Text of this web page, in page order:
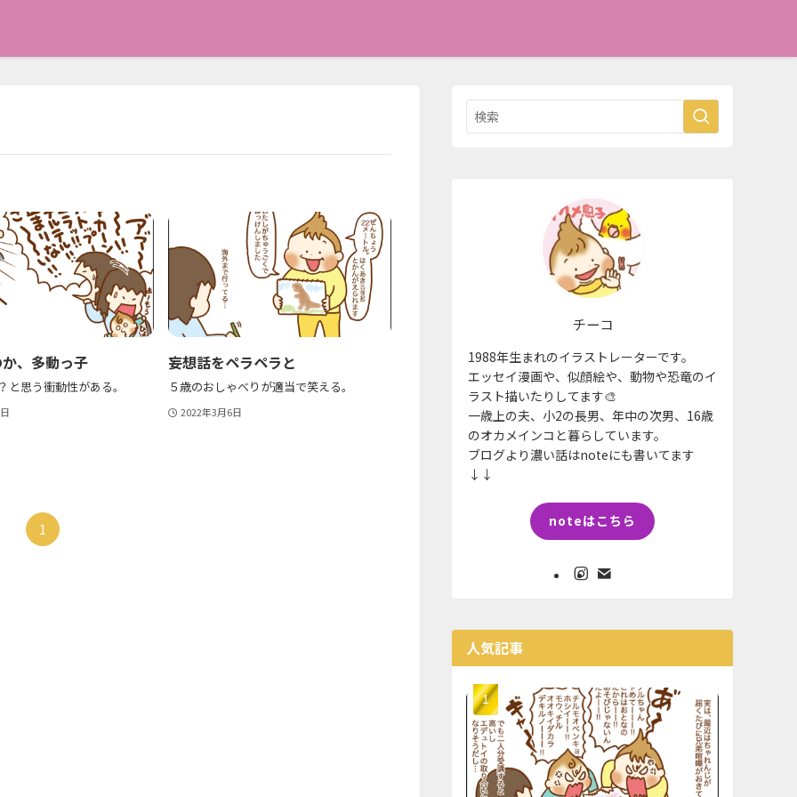
、多動っ子
と思う衝動性がある。
妄想話をペラペラと
５歳のおしゃべりが適当で笑える。
2022年3月6日
1
チーコ
1988年生まれのイラストレーターです。
エッセイ漫画や、似顔絵や、動物や恐竜のイ
ラスト描いたりしてます🎨
一歳上の夫、小2の長男、年中の次男、16歳
のオカメインコと暮らしています。
ブログより濃い話はnoteにも書いてます
↓↓
noteはこちら
人気記事